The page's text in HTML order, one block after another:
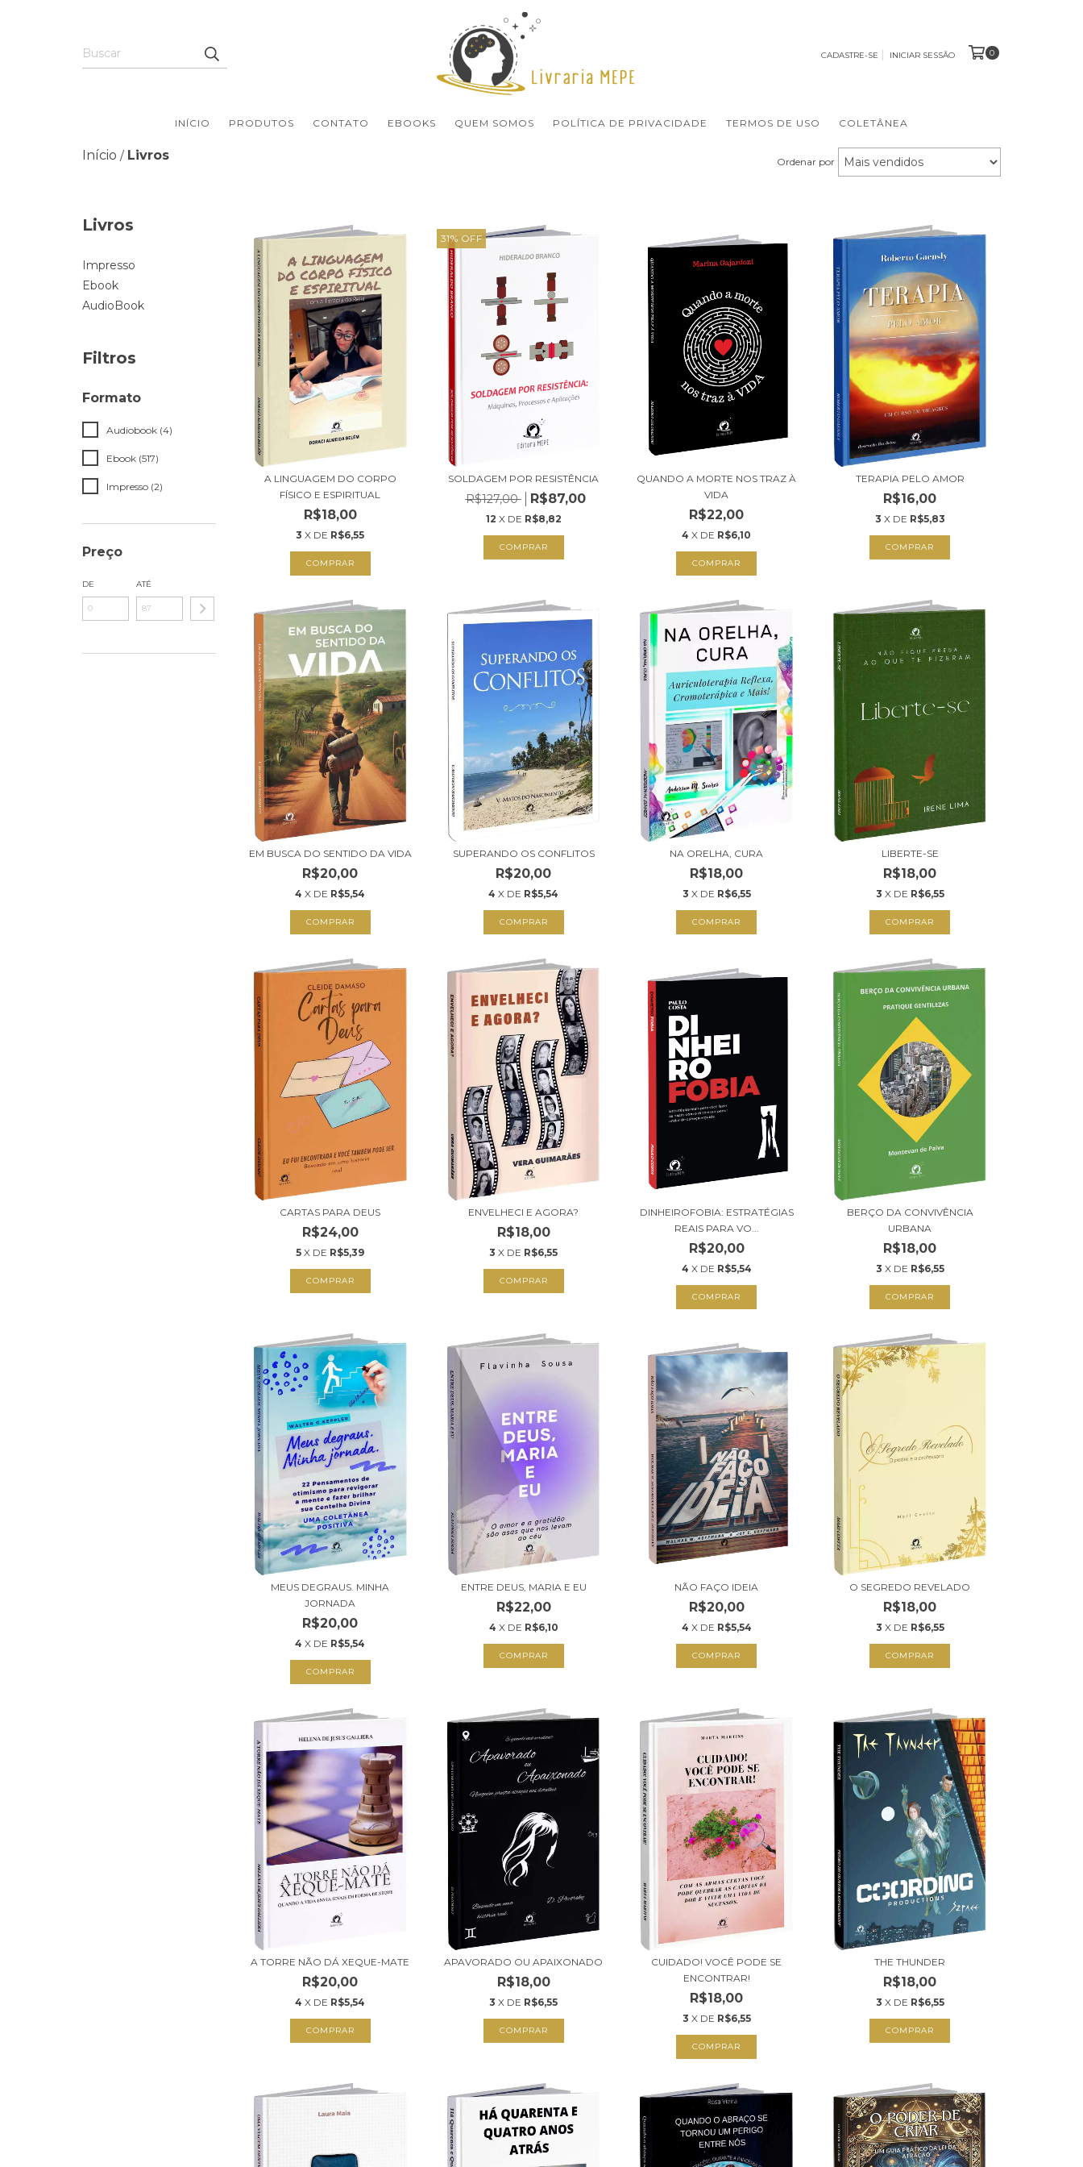
CADASTRE-SE INICIAR SESSÃO 0
INÍCIO PRODUTOS CONTATO EBOOKS QUEM SOMOS POLÍTICA DE PRIVACIDADE TERMOS DE USO COLETÂNEA
Início / Livros Ordenar por
Livros
Impresso
Ebook
AudioBook
Filtros
Formato
Audiobook (4)
Ebook (517)
Impresso (2)
Preço
DE ATÉ
A LINGUAGEM DO CORPO
FÍSICO E ESPIRITUAL
R$18,00
3 X DE R$6,55
COMPRAR
31% OFF
SOLDAGEM POR RESISTÊNCIA
R$127,00 R$87,00
12 X DE R$8,82
COMPRAR
QUANDO A MORTE NOS TRAZ À
VIDA
R$22,00
4 X DE R$6,10
COMPRAR
TERAPIA PELO AMOR
R$16,00
3 X DE R$5,83
COMPRAR
EM BUSCA DO SENTIDO DA VIDA
R$20,00
4 X DE R$5,54
COMPRAR
SUPERANDO OS CONFLITOS
R$20,00
4 X DE R$5,54
COMPRAR
NA ORELHA, CURA
R$18,00
3 X DE R$6,55
COMPRAR
LIBERTE-SE
R$18,00
3 X DE R$6,55
COMPRAR
CARTAS PARA DEUS
R$24,00
5 X DE R$5,39
COMPRAR
ENVELHECI E AGORA?
R$18,00
3 X DE R$6,55
COMPRAR
DINHEIROFOBIA: ESTRATÉGIAS
REAIS PARA VO...
R$20,00
4 X DE R$5,54
COMPRAR
BERÇO DA CONVIVÊNCIA
URBANA
R$18,00
3 X DE R$6,55
COMPRAR
MEUS DEGRAUS. MINHA
JORNADA
R$20,00
4 X DE R$5,54
COMPRAR
ENTRE DEUS, MARIA E EU
R$22,00
4 X DE R$6,10
COMPRAR
NÃO FAÇO IDEIA
R$20,00
4 X DE R$5,54
COMPRAR
O SEGREDO REVELADO
R$18,00
3 X DE R$6,55
COMPRAR
A TORRE NÃO DÁ XEQUE-MATE
R$20,00
4 X DE R$5,54
COMPRAR
APAVORADO OU APAIXONADO
R$18,00
3 X DE R$6,55
COMPRAR
CUIDADO! VOCÊ PODE SE
ENCONTRAR!
R$18,00
3 X DE R$6,55
COMPRAR
THE THUNDER
R$18,00
3 X DE R$6,55
COMPRAR